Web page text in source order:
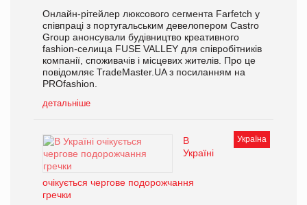
Онлайн-рітейлер люксового сегмента Farfetch у
співпраці з португальським девелопером Castro
Group анонсували будівництво креативного
fashion-селища FUSE VALLEY для співробітників
компанії, споживачів і місцевих жителів. Про це
повідомляє TradeMaster.UA з посиланням на
PROfashion.
детальніше
Україна
В
Україні
очікується чергове подорожчання
гречки